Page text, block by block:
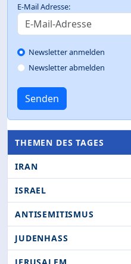
E-Mail Adresse:
Newsletter anmelden
Newsletter abmelden
Senden
THEMEN DES TAGES
IRAN
ISRAEL
ANTISEMITISMUS
JUDENHASS